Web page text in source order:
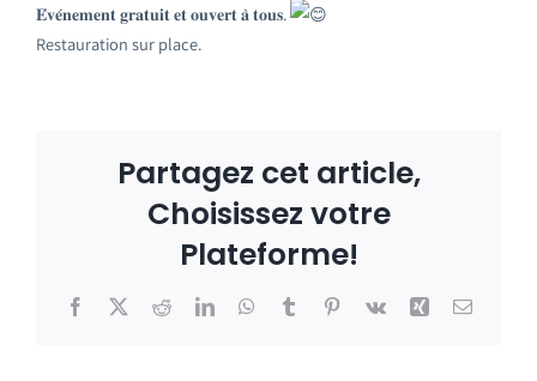
𝐄́𝐯𝐞́𝐧𝐞𝐦𝐞𝐧𝐭 𝐠𝐫𝐚𝐭𝐮𝐢𝐭 𝐞𝐭 𝐨𝐮𝐯𝐞𝐫𝐭 𝐚̀ 𝐭𝐨𝐮𝐬.
Restauration sur place.
Partagez cet article,
Choisissez votre
Plateforme!
Facebook
X RedditLinkedInWhatsApp
TumblrPinterest
Vk Xing Email